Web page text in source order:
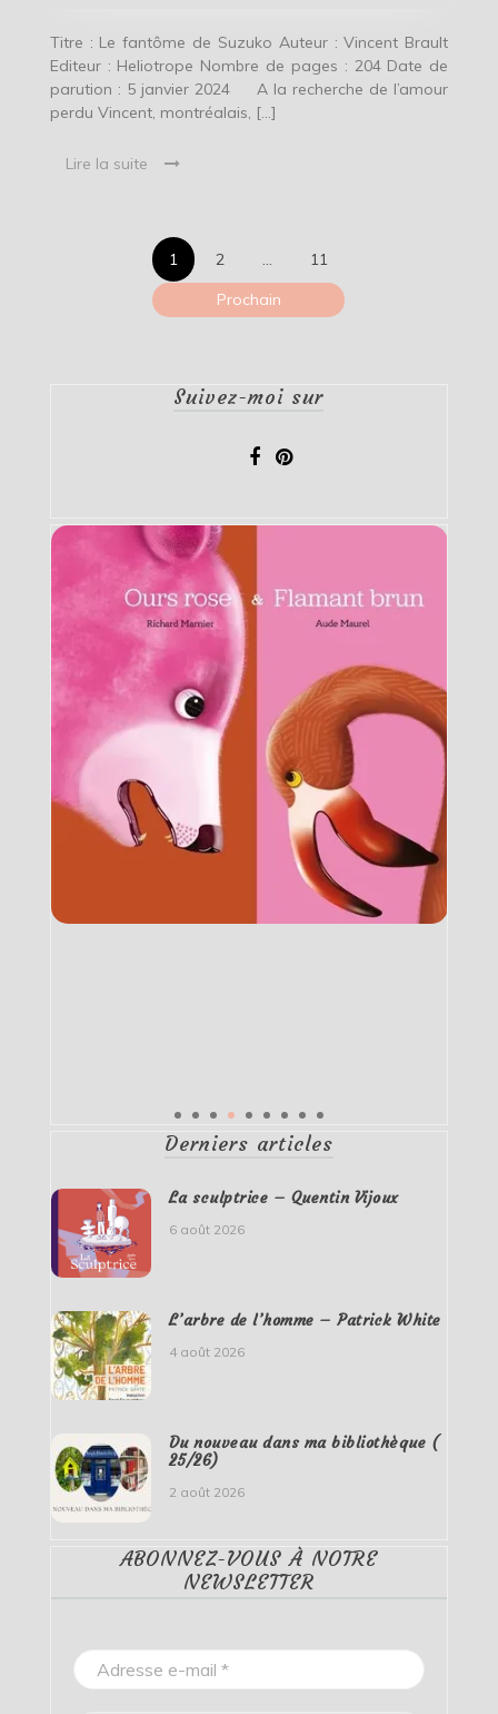
Titre : Le fantôme de Suzuko Auteur : Vincent Brault
Editeur : Heliotrope Nombre de pages : 204 Date de
parution : 5 janvier 2024 A la recherche de l’amour
perdu Vincent, montréalais, […]
Lire la suite
Pagination
des
1 2 …
11
Prochain
Suivez-moi sur
Derniers articles
La sculptrice – Quentin Vijoux
6 août 2026
L’arbre de l’homme – Patrick White
4 août 2026
Du nouveau dans ma bibliothèque (
25/26)
2 août 2026
ABONNEZ-VOUS À NOTRE
NEWSLETTER